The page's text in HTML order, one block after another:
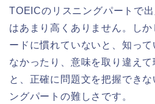
TOEICのリスニングパートで
はあまり高くありません。し
ードに慣れていないと、知っ
なかったり、意味を取り違え
と、正確に問題文を把握でき
ングパートの難しさです。